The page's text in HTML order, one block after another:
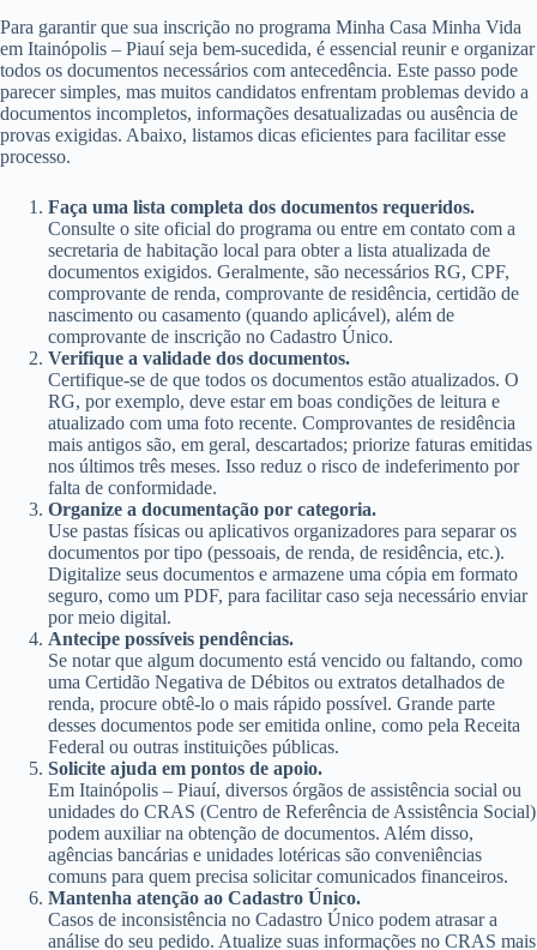
Para garantir que sua inscrição no programa Minha Casa Minha Vida
em Itainópolis – Piauí seja bem-sucedida, é essencial reunir e organizar
todos os documentos necessários com antecedência. Este passo pode
parecer simples, mas muitos candidatos enfrentam problemas devido a
documentos incompletos, informações desatualizadas ou ausência de
provas exigidas. Abaixo, listamos dicas eficientes para facilitar esse
processo.
Faça uma lista completa dos documentos requeridos.
Consulte o site oficial do programa ou entre em contato com a
secretaria de habitação local para obter a lista atualizada de
documentos exigidos. Geralmente, são necessários RG, CPF,
comprovante de renda, comprovante de residência, certidão de
nascimento ou casamento (quando aplicável), além de
comprovante de inscrição no Cadastro Único.
Verifique a validade dos documentos.
Certifique-se de que todos os documentos estão atualizados. O
RG, por exemplo, deve estar em boas condições de leitura e
atualizado com uma foto recente. Comprovantes de residência
mais antigos são, em geral, descartados; priorize faturas emitidas
nos últimos três meses. Isso reduz o risco de indeferimento por
falta de conformidade.
Organize a documentação por categoria.
Use pastas físicas ou aplicativos organizadores para separar os
documentos por tipo (pessoais, de renda, de residência, etc.).
Digitalize seus documentos e armazene uma cópia em formato
seguro, como um PDF, para facilitar caso seja necessário enviar
por meio digital.
Antecipe possíveis pendências.
Se notar que algum documento está vencido ou faltando, como
uma Certidão Negativa de Débitos ou extratos detalhados de
renda, procure obtê-lo o mais rápido possível. Grande parte
desses documentos pode ser emitida online, como pela Receita
Federal ou outras instituições públicas.
Solicite ajuda em pontos de apoio.
Em Itainópolis – Piauí, diversos órgãos de assistência social ou
unidades do CRAS (Centro de Referência de Assistência Social)
podem auxiliar na obtenção de documentos. Além disso,
agências bancárias e unidades lotéricas são conveniências
comuns para quem precisa solicitar comunicados financeiros.
Mantenha atenção ao Cadastro Único.
Casos de inconsistência no Cadastro Único podem atrasar a
análise do seu pedido. Atualize suas informações no CRAS mais